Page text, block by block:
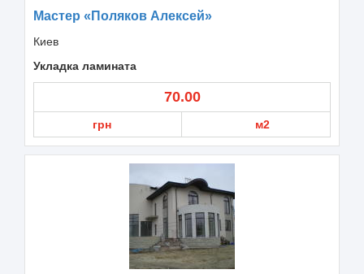
Мастер «Поляков Алексей»
Киев
Укладка ламината
70.00
грн м2